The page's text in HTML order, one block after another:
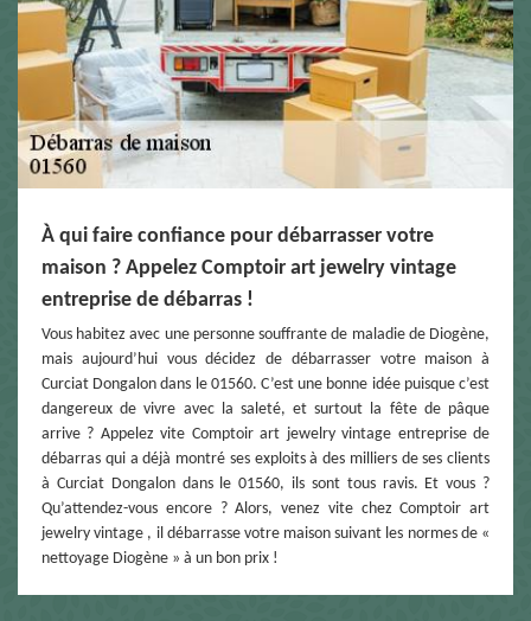
À qui faire confiance pour débarrasser votre
maison ? Appelez Comptoir art jewelry vintage
entreprise de débarras !
Vous habitez avec une personne souffrante de maladie de Diogène,
mais aujourd’hui vous décidez de débarrasser votre maison à
Curciat Dongalon dans le 01560. C’est une bonne idée puisque c’est
dangereux de vivre avec la saleté, et surtout la fête de pâque
arrive ? Appelez vite Comptoir art jewelry vintage entreprise de
débarras qui a déjà montré ses exploits à des milliers de ses clients
à Curciat Dongalon dans le 01560, ils sont tous ravis. Et vous ?
Qu’attendez-vous encore ? Alors, venez vite chez Comptoir art
jewelry vintage , il débarrasse votre maison suivant les normes de «
nettoyage Diogène » à un bon prix !